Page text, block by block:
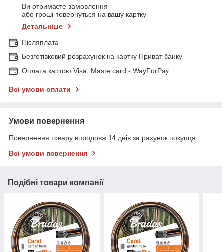
Ви отримаєте замовлення
або гроші повернуться на вашу картку
Детальніше
Післяплата
Безготівковий розрахунок на картку Приват банку
Оплата картою Visa, Mastercard - WayForPay
Всі умови оплати
Умови повернення
Повернення товару впродовж 14 днів за рахунок покупця
Всі умови повернення
Подібні товари компанії